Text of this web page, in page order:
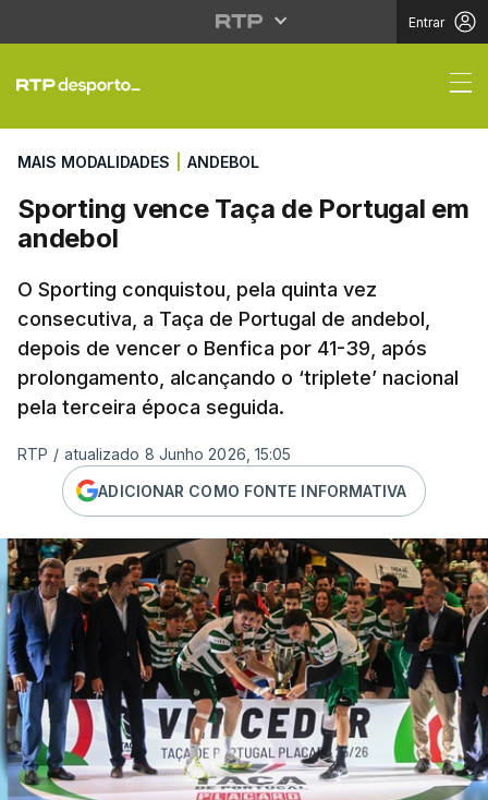
Entrar
Sporting vence Taça
MAIS MODALIDADES ANDEBOL
Sporting vence Taça de Portugal em
andebol
O Sporting conquistou, pela quinta vez
consecutiva, a Taça de Portugal de andebol,
depois de vencer o Benfica por 41-39, após
prolongamento, alcançando o ‘triplete’ nacional
pela terceira época seguida.
RTP / atualizado 8 Junho 2026, 15:05
ADICIONAR COMO FONTE INFORMATIVA